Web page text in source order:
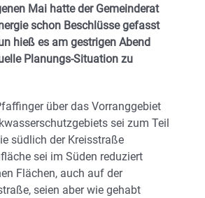
Mai hatte der Gemeinderat
schon Beschlüsse gefasst
hieß es am gestrigen Abend
Planungs-Situation zu
über das Vorranggebiet
sei zum Teil
südlich der Kreisstraße
sei im Süden reduziert
Flächen, auch auf der
seien aber wie gehabt